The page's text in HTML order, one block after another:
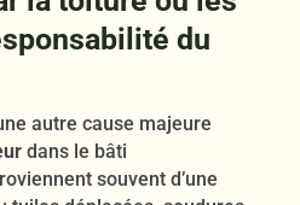
du
autre cause majeure
dans le bâti
souvent d’une